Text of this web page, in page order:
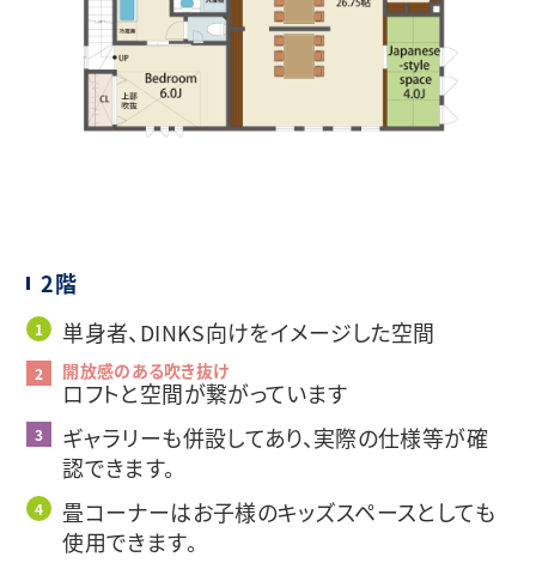
2階
単身者、DINKS向けをイメージした空間
開放感のある吹き抜け
ロフトと空間が繋がっています
ギャラリーも併設してあり、実際の仕様等が確
認できます。
畳コーナーはお子様のキッズスペースとしても
使用できます。